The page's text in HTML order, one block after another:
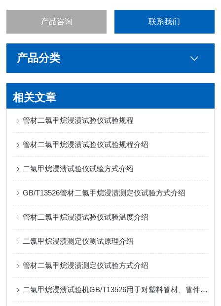
产品咨询 联系我们
产品分类
相关文章
管材二氯甲烷浸渍试验仪试验规程
管材二氯甲烷浸渍试验仪试验规程介绍
二氯甲烷浸渍试验仪试验方式介绍
GB/T13526管材二氯甲烷浸渍测定仪试验方式介绍
管材二氯甲烷浸渍试验仪试验温度介绍
二氯甲烷浸渍测定仪测试原理介绍
管材二氯甲烷浸渍测定仪试验方式介绍
二氯甲烷浸渍试验机GB/T13526用于对塑料管材、管件试验